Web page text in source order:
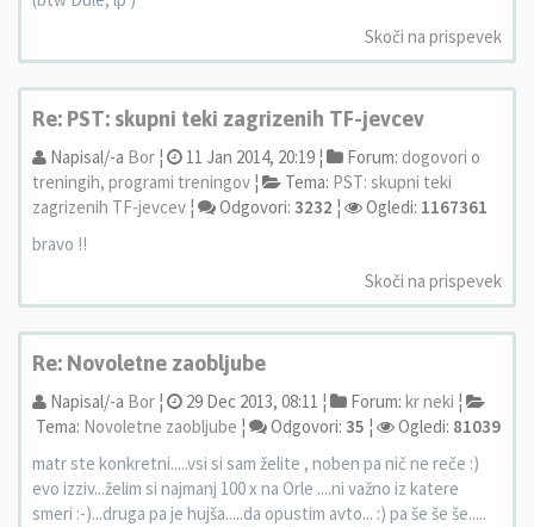
Skoči na prispevek
Re: PST: skupni teki zagrizenih TF-jevcev
Napisal/-a Bor ¦ 11 Jan 2014, 20:19 ¦ Forum: dogovori o
treningih, programi treningov ¦ Tema: PST: skupni teki
zagrizenih TF-jevcev ¦ Odgovori: 3232 ¦ Ogledi: 1167361
bravo !!
Skoči na prispevek
Re: Novoletne zaobljube
Napisal/-a Bor ¦ 29 Dec 2013, 08:11 ¦ Forum: kr neki ¦
Tema: Novoletne zaobljube ¦ Odgovori: 35 ¦ Ogledi: 81039
matr ste konkretni.....vsi si sam želite , noben pa nič ne reče :)
evo izziv...želim si najmanj 100 x na Orle ....ni važno iz katere
smeri :-)...druga pa je hujša.....da opustim avto... :) pa še še še.....